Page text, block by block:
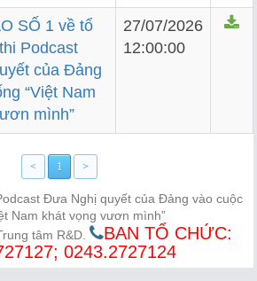
SỐ 1 về tổ
Podcast
của Đảng
“Việt Nam
mình”
27/07/2026
12:00:00
< 1 >
Đưa Nghị quyết của Đảng vào cuộc
Nam khát vọng vươn mình”
tâm R&D.
BAN TỔ CHỨC:
0243.2727124